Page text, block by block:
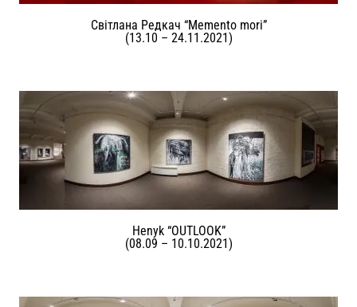
Світлана Редкач “Memento mori”
(13.10 – 24.11.2021)
Henyk “OUTLOOK”
(08.09 – 10.10.2021)